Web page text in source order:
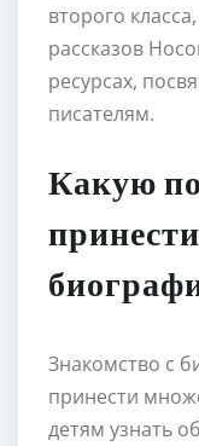
второго
рассказов
ресурсах,
писателям.
Какую
Знакомство с
принести
детям узнать